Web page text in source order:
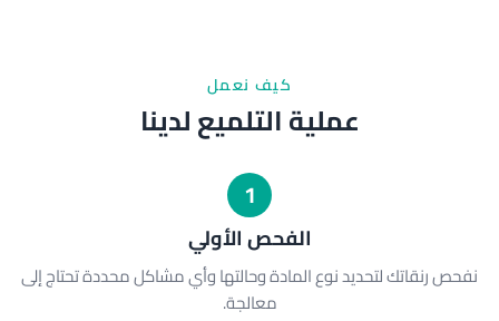
كيف نعمل
عملية التلميع لدينا
1
الفحص الأولي
نفحص رنقاتك لتحديد نوع المادة وحالتها وأي مشاكل محددة تحتاج إلى
معالجة.